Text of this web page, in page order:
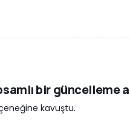
bir güncelleme
kavuştu.